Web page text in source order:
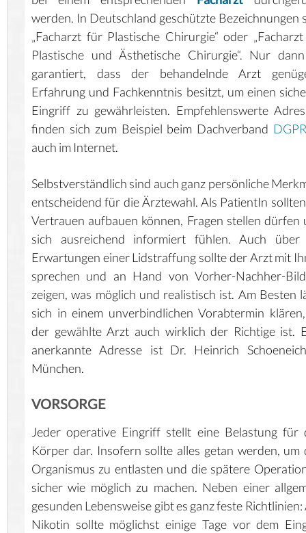
werden. In Deutschland geschützte Bezeichnungen
„Facharzt für Plastische Chirurgie“ oder
Plastische und Ästhetische Chirurgie“. Nur
garantiert, dass der behandelnde Arzt
Erfahrung und Fachkenntnis besitzt, um einen
Eingriff zu gewährleisten. Empfehlenswerte
finden sich zum Beispiel beim Dachverband
auch im Internet.
Selbstverständlich sind auch ganz persönliche
entscheidend für die Ärztewahl. Als PatientIn
Vertrauen aufbauen können, Fragen stellen dürfen
sich ausreichend informiert fühlen. Auch über
Erwartungen einer Lidstraffung sollte der Arzt mit
sprechen und an Hand von Vorher-Nachher-
zeigen, was möglich und realistisch ist. Am Besten
sich in einem unverbindlichen Vorabtermin
der gewählte Arzt auch wirklich der Richtige ist.
anerkannte Adresse ist Dr. Heinrich
München.
VORSORGE
Jeder operative Eingriff stellt eine Belastung für
Körper dar. Insofern sollte alles getan werden, um
Organismus zu entlasten und die spätere
sicher wie möglich zu machen. Neben einer
gesunden Lebensweise gibt es ganz feste
Nikotin sollte möglichst einige Tage vor dem